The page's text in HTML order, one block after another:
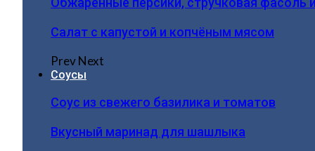
Салат с капустой и копчёным мясом
PrevNext
Соусы
Соус из свежего базилика и томатов
Вкусный маринад для шашлыка